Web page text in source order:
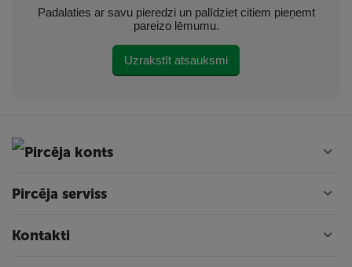
Padalaties ar savu pieredzi un palīdziet citiem pieņemt
pareizo lēmumu.
Uzrakstīt atsauksmi
Pircēja konts
Pircēja serviss
Kontakti